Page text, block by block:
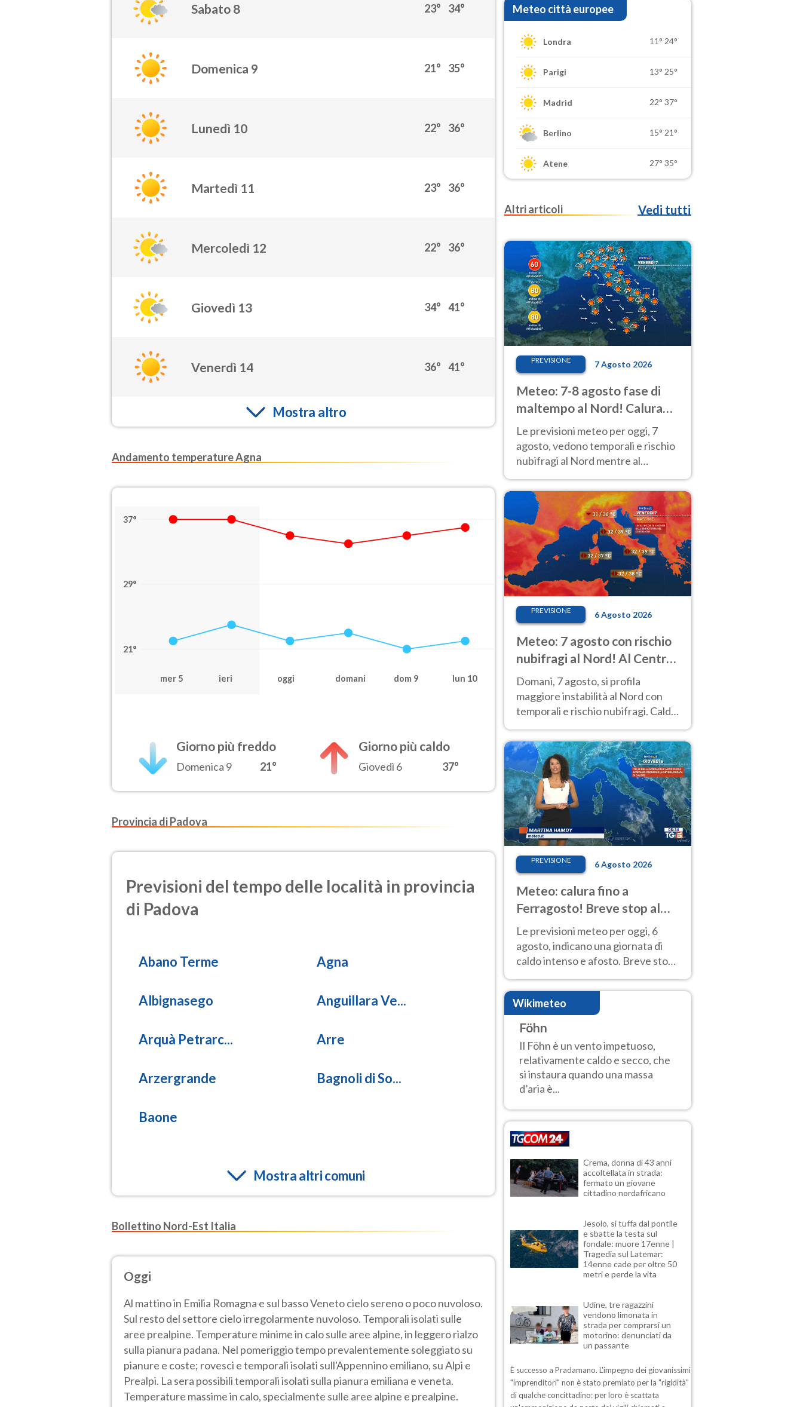
Sabato 8 23° 34°
Domenica 9 21° 35°
Lunedì 10 22° 36°
Martedì 11 23° 36°
Mercoledì 12 22° 36°
Giovedì 13 34° 41°
Venerdì 14 36° 41°
Mostra altro
Andamento temperature Agna
37°
29°
21°
mer 5 ieri oggi domani dom 9 lun 10
Giorno più freddo
Domenica 9 21°
Giorno più caldo
Giovedì 6 37°
Provincia di Padova
Previsioni del tempo delle località in provincia
di Padova
Abano Terme Agna
Albignasego Anguillara Ve...
Arquà Petrarc... Arre
Arzergrande Bagnoli di So...
Baone
Mostra altri comuni
Bollettino Nord-Est Italia
Oggi
Al mattino in Emilia Romagna e sul basso Veneto cielo sereno o poco nuvoloso.
Sul resto del settore cielo irregolarmente nuvoloso. Temporali isolati sulle
aree prealpine. Temperature minime in calo sulle aree alpine, in leggero rialzo
sulla pianura padana. Nel pomeriggio tempo prevalentemente soleggiato su
pianure e coste; rovesci e temporali isolati sull'Appennino emiliano, su Alpi e
Prealpi. La sera possibili temporali isolati sulla pianura emiliana e veneta.
Temperature massime in calo, specialmente sulle aree alpine e prealpine.
Meteo città europee
Londra 11° 24°
Parigi 13° 25°
Madrid 22° 37°
Berlino 15° 21°
Atene 27° 35°
Altri articoli Vedi tutti
PREVISIONE 7 Agosto 2026
Meteo: 7-8 agosto fase di
maltempo al Nord! Calura
fino a Ferragosto
Le previsioni meteo per oggi, 7
agosto, vedono temporali e rischio
nubifragi al Nord mentre al
molto intenso.
PREVISIONE 6 Agosto 2026
Meteo: 7 agosto con rischio
nubifragi al Nord! Al Centro-
Sud caldo estremo
Domani, 7 agosto, si profila
maggiore instabilità al Nord con
temporali e rischio nubifragi. Caldo
previsioni.
PREVISIONE 6 Agosto 2026
Meteo: calura fino a
Ferragosto! Breve stop al
Nord tra 7 e 9 agosto
Le previsioni meteo per oggi, 6
agosto, indicano una giornata di
caldo intenso e afosto. Breve stop
all'Anticiclone solo sulle regioni del
Nord.
Wikimeteo
Föhn
Il Föhn è un vento impetuoso,
relativamente caldo e secco, che
si instaura quando una massa
d’aria è...
Crema, donna di 43 anni
accoltellata in strada:
fermato un giovane
cittadino nordafricano
Jesolo, si tuffa dal pontile
e sbatte la testa sul
fondale: muore 17enne |
Tragedia sul Latemar:
14enne cade per oltre 50
metri e perde la vita
Udine, tre ragazzini
vendono limonata in
strada per comprarsi un
motorino: denunciati da
un passante
È successo a Pradamano. L'impegno dei giovanissimi
"imprenditori" non è stato premiato per la "rigidità"
di qualche concittadino: per loro è scattata